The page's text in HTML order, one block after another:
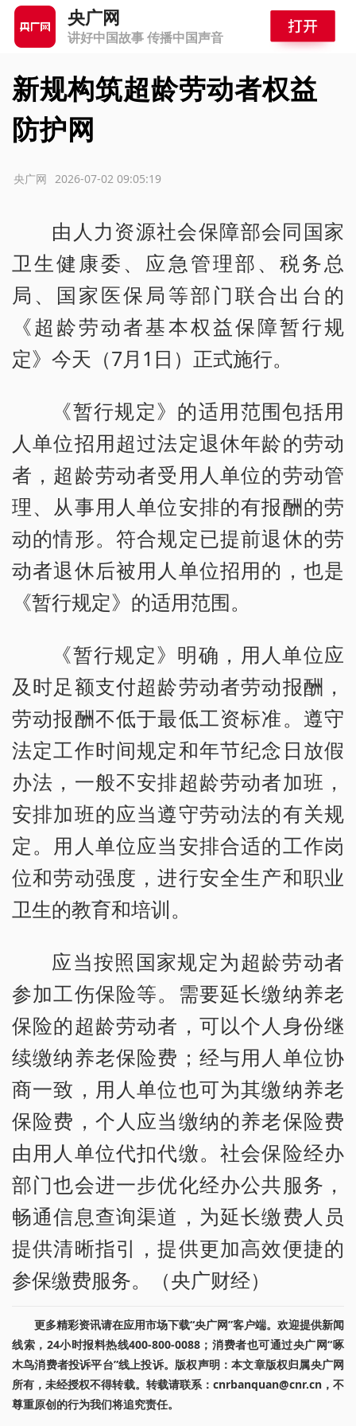
央广网
讲好中国故事 传播中国声音
新规构筑超龄劳动者权益
防护网
2026-07-02 09:05:19
央广网
由人力资源社会保障部会同国家
卫生健康委、应急管理部、税务总
局、国家医保局等部门联合出台的
《超龄劳动者基本权益保障暂行规
定》今天（7月1日）正式施行。
《暂行规定》的适用范围包括用
人单位招用超过法定退休年龄的劳动
者，超龄劳动者受用人单位的劳动管
理、从事用人单位安排的有报酬的劳
动的情形。符合规定已提前退休的劳
动者退休后被用人单位招用的，也是
《暂行规定》的适用范围。
《暂行规定》明确，用人单位应
及时足额支付超龄劳动者劳动报酬，
劳动报酬不低于最低工资标准。遵守
法定工作时间规定和年节纪念日放假
办法，一般不安排超龄劳动者加班，
安排加班的应当遵守劳动法的有关规
定。用人单位应当安排合适的工作岗
位和劳动强度，进行安全生产和职业
卫生的教育和培训。
应当按照国家规定为超龄劳动者
参加工伤保险等。需要延长缴纳养老
保险的超龄劳动者，可以个人身份继
续缴纳养老保险费；经与用人单位协
商一致，用人单位也可为其缴纳养老
保险费，个人应当缴纳的养老保险费
由用人单位代扣代缴。社会保险经办
部门也会进一步优化经办公共服务，
畅通信息查询渠道，为延长缴费人员
提供清晰指引，提供更加高效便捷的
参保缴费服务。（央广财经）
更多精彩资讯请在应用市场下载“央广网”客户端。欢迎提供新闻
线索，24小时报料热线400-800-0088；消费者也可通过央广网“啄
木鸟消费者投诉平台”线上投诉。版权声明：本文章版权归属央广网
所有，未经授权不得转载。转载请联系：cnrbanquan@cnr.cn，不
尊重原创的行为我们将追究责任。